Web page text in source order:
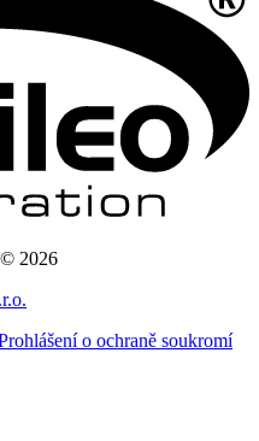
2026
o ochraně soukromí